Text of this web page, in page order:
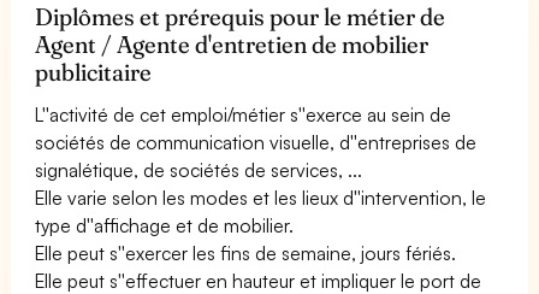
Diplômes et prérequis pour le métier de
Agent / Agente d'entretien de mobilier
publicitaire
L''activité de cet emploi/métier s''exerce au sein de
sociétés de communication visuelle, d''entreprises de
signalétique, de sociétés de services, ...
Elle varie selon les modes et les lieux d''intervention, le
type d''affichage et de mobilier.
Elle peut s''exercer les fins de semaine, jours fériés.
Elle peut s''effectuer en hauteur et impliquer le port de